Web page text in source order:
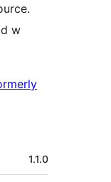
w
1.1.0